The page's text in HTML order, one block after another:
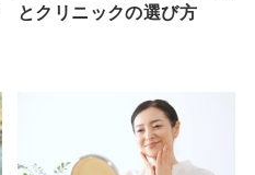
とクリニックの選び方